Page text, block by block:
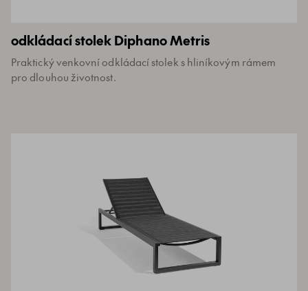
odkládací stolek Diphano Metris
Praktický venkovní odkládací stolek s hliníkovým rámem
pro dlouhou životnost.